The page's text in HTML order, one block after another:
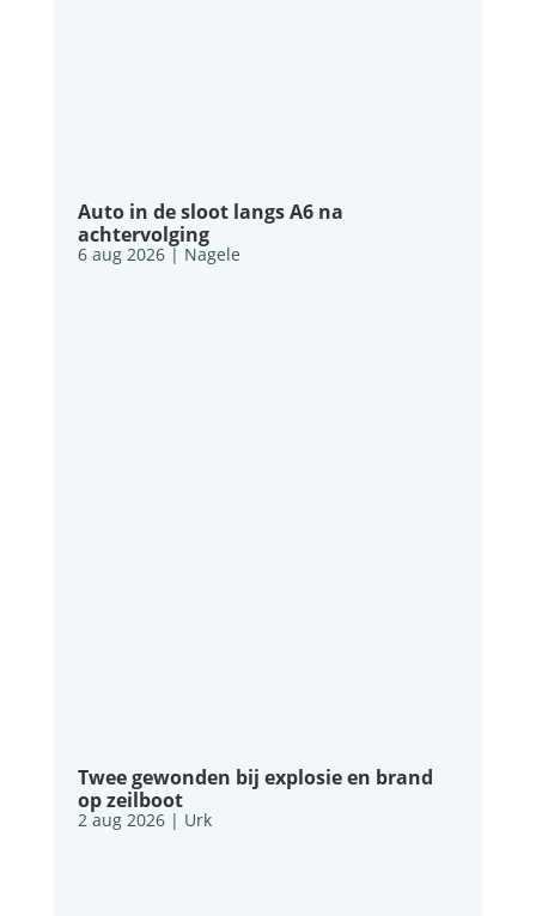
Auto in de sloot langs A6 na
achtervolging
6 aug 2026| Nagele
Twee gewonden bij explosie en brand
op zeilboot
2 aug 2026| Urk